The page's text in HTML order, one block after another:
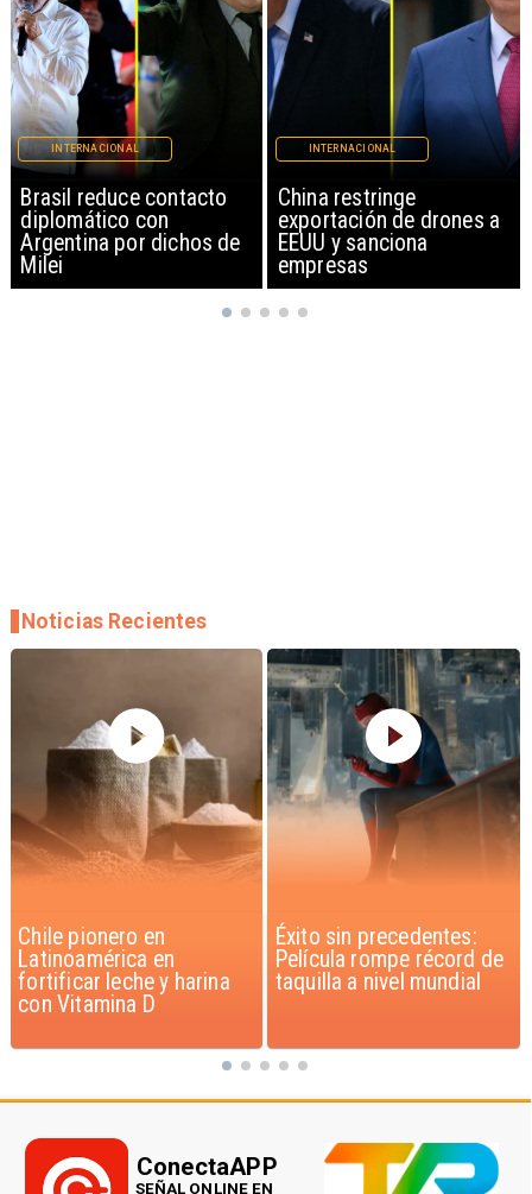
China restringe
exportación de drones a
EEUU y sanciona
empresas
INTERNACIONAL
Papa León XIV anuncia
gira por Sudamérica
INTERNACIONAL
Éxito sin precedentes:
Película rompe récord de
taquilla a nivel mundial
Corte Suprema confirma
pago de $1.000 millones
por caso ProCultura
Noticias Recientes
ConectaAPP
SEÑAL ONLINE EN